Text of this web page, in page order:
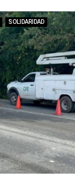
SOLIDARIDAD